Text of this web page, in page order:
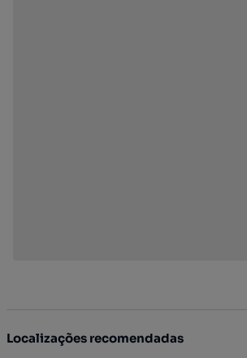
Localizações recomendadas